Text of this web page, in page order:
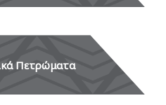
Πετρώματα